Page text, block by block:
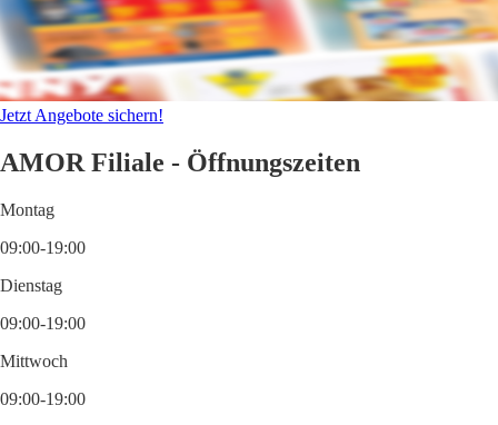
Jetzt Angebote sichern!
AMOR Filiale - Öffnungszeiten
Montag
09:00-19:00
Dienstag
09:00-19:00
Mittwoch
09:00-19:00